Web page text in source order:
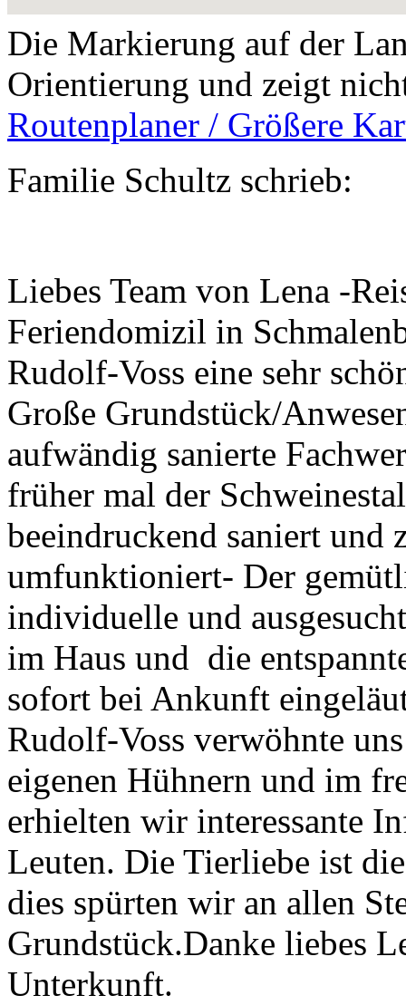
Die Markierung auf der
Orientierung und zeigt
Routenplaner / Größere
Familie Schultz schrieb:
Liebes Team von Lena -
Feriendomizil in
Rudolf-Voss eine sehr
Große Grundstück/
aufwändig sanierte
früher mal der
beeindruckend saniert und
umfunktioniert- Der
individuelle und
im Haus und die
sofort bei Ankunft
Rudolf-Voss verwöhnte
eigenen Hühnern und im
erhielten wir interessante
Leuten. Die Tierliebe ist
dies spürten wir an allen
Grundstück.Danke liebes
Unterkunft.